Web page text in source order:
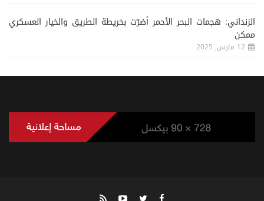
الزنداني: هجمات البحر الأحمر أضرّت بخريطة الطريق والخيار العسكري
ممكن
12 مارس, 2025